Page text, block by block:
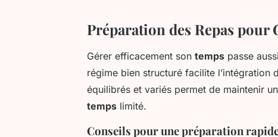
Préparation des Repas pour
Gérer efficacement son temps passe
régime bien structuré facilite l’intégration
équilibrés et variés permet de maintenir un
temps limité.
Conseils pour une préparation